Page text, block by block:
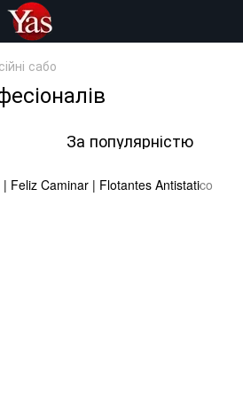
сабо
За популярністю